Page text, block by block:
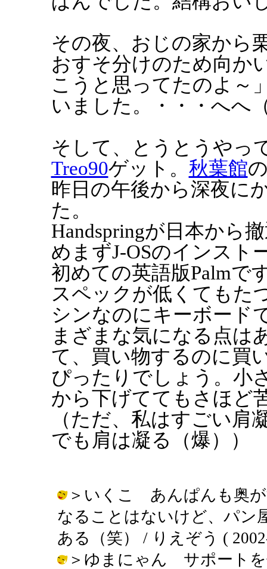
その夜、おじの家から
おすそ分けのため向か
こうと思ってたのよ～
いました。・・・へへ
そして、とうとうやっ
Treo90ゲット。 秋葉館
昨日の午後から深夜に
た。
Handspringが日本から
めまずJ-OSのインスト
初めての英語版Palmで
スペックが低くてもた
シンなのにキーボード
まざまな気になる点は
て、買い物するのに買
ぴったりでしょう。小
から下げててもさほど
（ただ、私はすごい肩
でも肩は凝る（爆））
＞いくこ あんぱんも奥が
なることはないけど、パン
ある（笑） / りえぞう (
＞ゆまにゃん サポートを